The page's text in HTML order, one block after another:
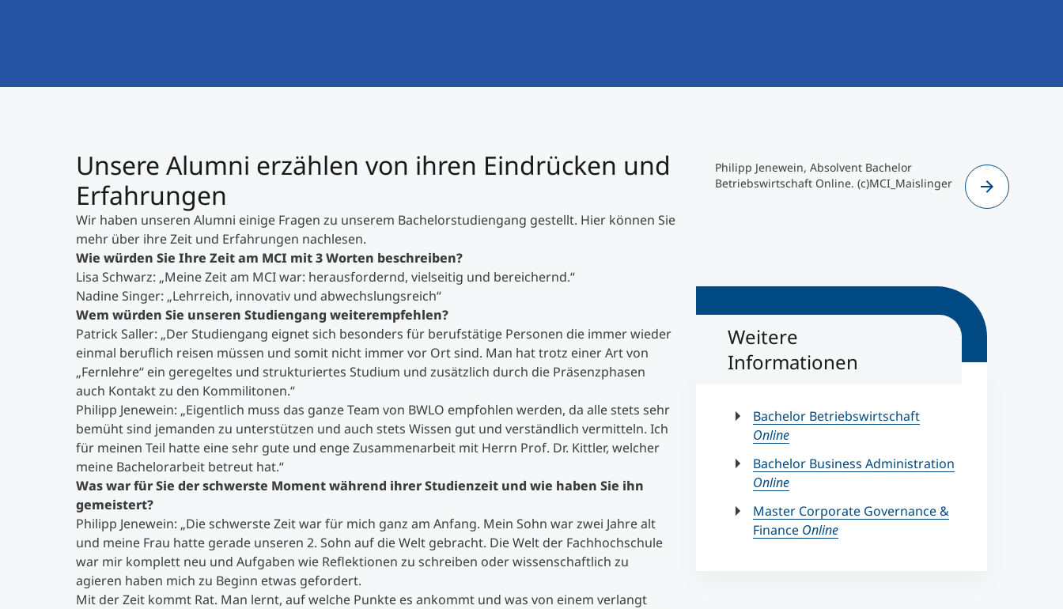
Masterclasses
Management-Seminare
Technische Weiterbildung
Maßgeschneiderte Programme
Executive Education Finder
Unsere Alumni erzählen von ihren Eindrücken und
Erfahrungen
Wir haben unseren Alumni einige Fragen zu unserem Bachelorstudiengang gestellt. Hier können Sie
mehr über ihre Zeit und Erfahrungen nachlesen.
Wie würden Sie Ihre Zeit am MCI mit 3 Worten beschreiben?
Lisa Schwarz: „Meine Zeit am MCI war: herausfordernd, vielseitig und bereichernd.“
Nadine Singer: „Lehrreich, innovativ und abwechslungsreich“
Wem würden Sie unseren Studiengang weiterempfehlen?
Patrick Saller: „Der Studiengang eignet sich besonders für berufstätige Personen die immer wieder
einmal beruflich reisen müssen und somit nicht immer vor Ort sind. Man hat trotz einer Art von
„Fernlehre“ ein geregeltes und strukturiertes Studium und zusätzlich durch die Präsenzphasen
auch Kontakt zu den Kommilitonen.“
Philipp Jenewein: „Eigentlich muss das ganze Team von BWLO empfohlen werden, da alle stets sehr
bemüht sind jemanden zu unterstützen und auch stets Wissen gut und verständlich vermitteln. Ich
für meinen Teil hatte eine sehr gute und enge Zusammenarbeit mit Herrn Prof. Dr. Kittler, welcher
meine Bachelorarbeit betreut hat.“
Was war für Sie der schwerste Moment während ihrer Studienzeit und wie haben Sie ihn
gemeistert?
Philipp Jenewein: „Die schwerste Zeit war für mich ganz am Anfang. Mein Sohn war zwei Jahre alt
und meine Frau hatte gerade unseren 2. Sohn auf die Welt gebracht. Die Welt der Fachhochschule
war mir komplett neu und Aufgaben wie Reflektionen zu schreiben oder wissenschaftlich zu
agieren haben mich zu Beginn etwas gefordert.
Mit der Zeit kommt Rat. Man lernt, auf welche Punkte es ankommt und was von einem verlangt
Philipp Jenewein, Absolvent Bachelor
Betriebswirtschaft Online. (c)MCI_Maislinger
Weitere
Informationen
Bachelor Betriebswirtschaft
Online
Bachelor Business Administration
Online
Master Corporate Governance &
Finance Online